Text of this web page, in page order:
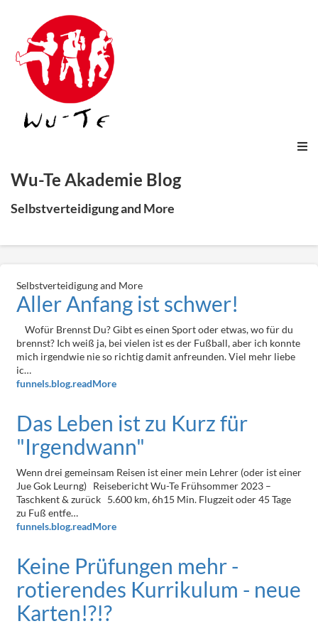
Wu-Te Akademie Blog
Selbstverteidigung and More
Selbstverteidigung and More
Aller Anfang ist schwer!
Wofür Brennst Du? Gibt es einen Sport oder etwas, wo für du
brennst? Ich weiß ja, bei vielen ist es der Fußball, aber ich konnte
mich irgendwie nie so richtig damit anfreunden. Viel mehr liebe
ic…
funnels.blog.readMore
Das Leben ist zu Kurz für
"Irgendwann"
Wenn drei gemeinsam Reisen ist einer mein Lehrer (oder ist einer
Jue Gok Leurng) Reisebericht Wu-Te Frühsommer 2023 –
Taschkent & zurück 5.600 km, 6h15 Min. Flugzeit oder 45 Tage
zu Fuß entfe…
funnels.blog.readMore
Keine Prüfungen mehr -
rotierendes Kurrikulum - neue
Karten!?!?